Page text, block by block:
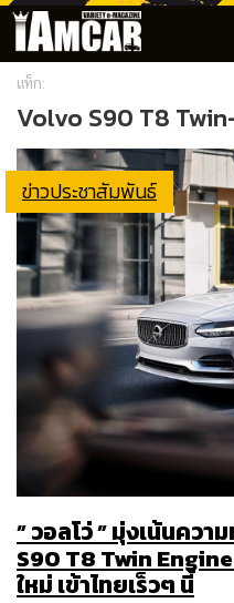
แท็ก:
Volvo S90 T8
ข่าวประชาสัมพันธ์
” วอลโว่ ” มุ่งเน้นคว
S90 T8 Twin
ใหม่ เข้าไทยเร็วๆ นี้